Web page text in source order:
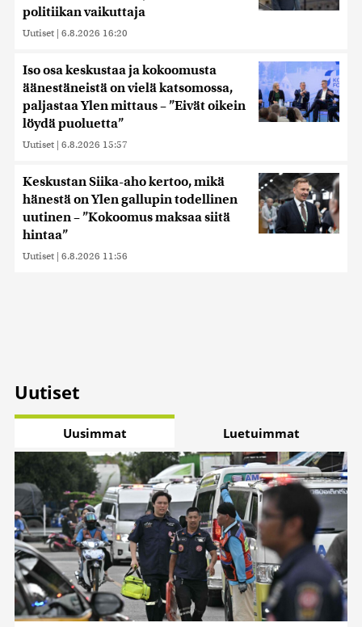
politiikan vaikuttaja
Uutiset | 6.8.2026 16:20
Iso osa keskustaa ja kokoomusta
äänestäneistä on vielä katsomossa,
paljastaa Ylen mittaus – ”Eivät oikein
löydä puoluetta”
Uutiset | 6.8.2026 15:57
Keskustan Siika-aho kertoo, mikä
hänestä on Ylen gallupin todellinen
uutinen – ”Kokoomus maksaa siitä
hintaa”
Uutiset | 6.8.2026 11:56
Uutiset
Uusimmat Luetuimmat